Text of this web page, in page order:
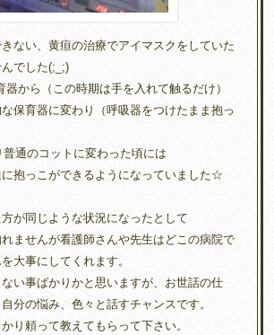
ない、黄疸の治療でアイマスクをしていた
でした(;_;)
器から（この時期は手を入れて触るだけ）
保育器に変わり（呼吸器をつけたまま抱っ
通のコットに変わった頃には
抱っこができるようになっていました☆
が同じような状況になったとして
ませんが看護師さんや先生はどこの病院で
大事にしてくれます。
い事ばかりかと思いますが、お世話の仕
分の悩み、色々と話すチャンスです。
り頼って教えてもらって下さい。